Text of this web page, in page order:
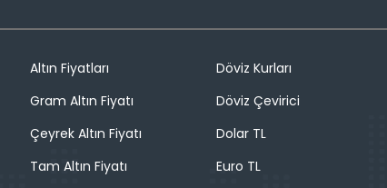
Altın Fiyatları
Gram Altın Fiyatı
Çeyrek Altın Fiyatı
Tam Altın Fiyatı
Döviz Kurları
Döviz Çevirici
Dolar TL
Euro TL